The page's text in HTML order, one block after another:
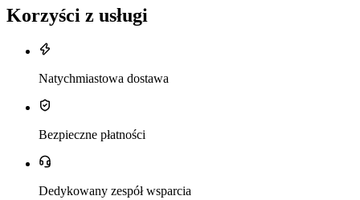
Korzyści z usługi
Natychmiastowa dostawa
Bezpieczne płatności
Dedykowany zespół wsparcia